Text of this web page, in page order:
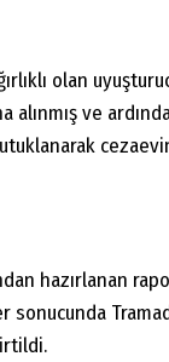
olan
ve
hazırlanan
sonucunda